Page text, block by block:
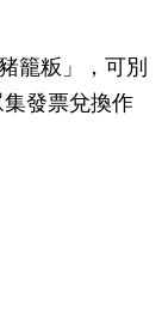
籠粄」，可別
發票兌換作